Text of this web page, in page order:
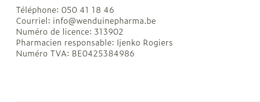
Téléphone: 050 41 18 46
Courriel: info@wenduinepharma.be
Numéro de licence: 313902
Pharmacien responsable: Ijenko Rogiers
Numéro TVA: BE0425384986